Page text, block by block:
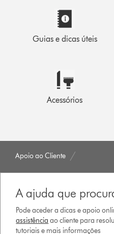
Guias e dicas úteis
Acessórios
Apoio ao Cliente
A ajuda que
Pode aceder a dicas e apoio
assistência ao cliente para
tutoriais e mais informações